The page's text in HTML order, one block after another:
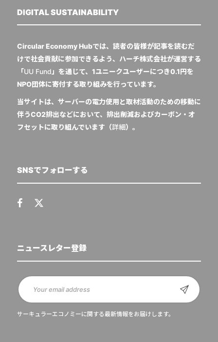
DIGITAL SUSTAINABILITY
Circular Economy Hubでは、読者の皆様が記事を読むだ
けで社会貢献に参加できるよう、ハーチ株式会社が運営する
「UU Fund 」を通じて、1ユニークユーザーにつき0.1円を
NPO団体に寄付する取り組みを行っています。
当サイトは、サーバーの電力使用と取材活動のための移動に
伴うCO2排出などにおいて、排出削減およびカーボン・オ
フセットに取り組んでいます（詳細）。
SNSでフォローする
ニュースレター登録
サーキュラーエコノミーに関する最新情報をお届けします。